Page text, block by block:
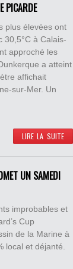
PICARDE
plus élevées ont
30,5°C à Calais-
approché les
a atteint
affichait
sur-Mer. Un
LIRE LA SUITE
UN SAMEDI
improbables et
Cup
de la Marine à
local et déjanté.